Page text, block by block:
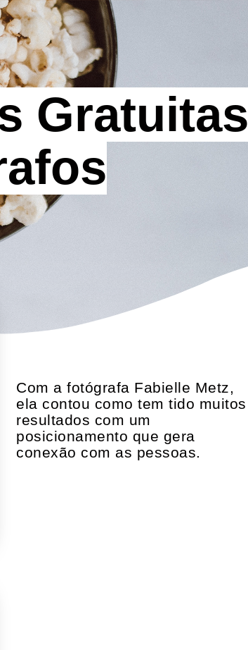
Gratuitas
Com a fotógrafa Fabielle Metz,
ela contou como tem tido muitos
resultados com um
posicionamento que gera
conexão com as pessoas.